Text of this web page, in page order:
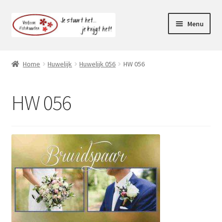
Ga
door
Ga
naar
Menu
Mijn account
Home Huwelijk Huwelijk 056 HW 056
HW 056